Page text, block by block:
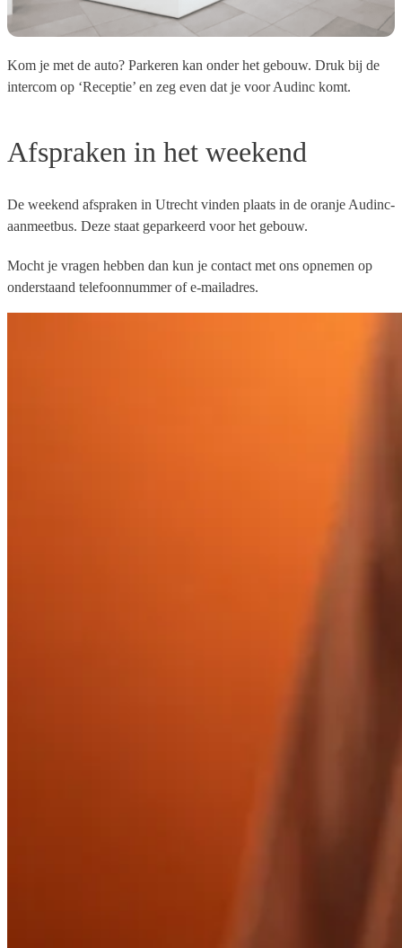
Kom je met de auto? Parkeren kan onder het gebouw. Druk bij de
intercom op ‘Receptie’ en zeg even dat je voor Audinc komt.
Afspraken in het weekend
De weekend afspraken in Utrecht vinden plaats in de oranje Audinc-
aanmeetbus. Deze staat geparkeerd voor het gebouw.
Mocht je vragen hebben dan kun je contact met ons opnemen op
onderstaand telefoonnummer of e-mailadres.